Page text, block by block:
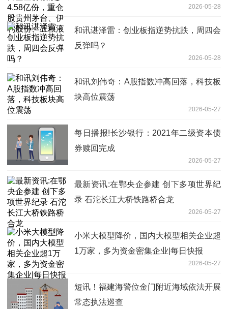
2026-05-28
和讯谌泽雷：创业板指逆势抗跌，周四会
反弹吗？
2026-05-28
和讯刘伟奇：A股指数冲高回落，科技板
块高位震荡
2026-05-27
每日播报!长沙银行：2021年二级资本债
券赎回完成
2026-05-27
最新资讯:在鄂央企参建 创下多项世界纪
录 石沱长江大桥铁路桥合龙
2026-05-27
小米大模型降价，国内大模型相关企业超
1万家，多为资金密集企业|每日快报
2026-05-27
短讯！福建海警位金门附近海域依法开展
常态执法巡查